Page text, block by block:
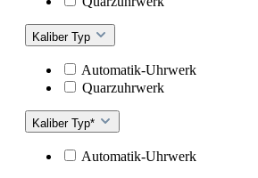
Kaliber Typ
Automatik-Uhrwerk
Quarzuhrwerk
Kaliber Typ*
Automatik-Uhrwerk